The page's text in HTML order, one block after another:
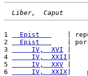
Liber,  Caput
1
  Epist
|
2
  Epist
|
3
     IV,  XVI
|
4
     IV,  XXII
5
     IV,  XXV
6
     IV,  XXIX
|